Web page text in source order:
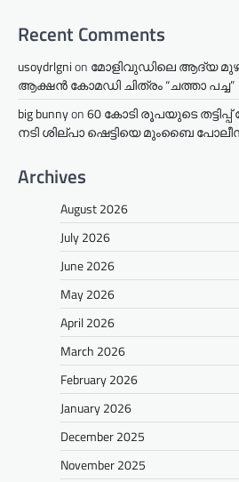
Recent Comments
usoydrlgnion മോളിവുഡിലെ ആദ്യ
ആക്ഷൻ കോമഡി ചിത്രം “ചത്താ പച്ച”
big bunnyon60 കോടി രൂപയുടെ
നടി ശില്പാ ഷെട്ടിയെ മുംബൈ
Archives
August 2026
July 2026
June 2026
May 2026
April 2026
March 2026
February 2026
January 2026
December 2025
November 2025